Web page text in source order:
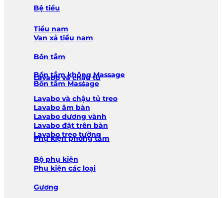
Bệ tiểu
Tiểu nam
Van xả tiểu nam
Bồn tắm
Bồn tắm không Massage
Bồn tắm Massage
Lavabo và chậu tủ
Lavabo và chậu tủ treo
Lavabo âm bàn
Lavabo dương vành
Lavabo đặt trên bàn
Lavabo treo tường
Phụ kiện phòng tắm
Bộ phụ kiện
Phụ kiện các loại
Gương